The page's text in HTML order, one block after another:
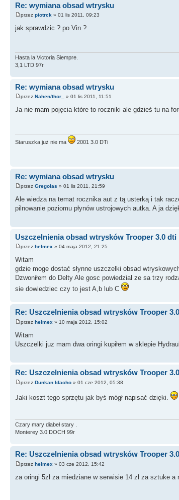
Re: wymiana obsad wtrysku
przez piotrck » 01 lis 2011, 09:23
jak sprawdzic ? po Vin ?
Hasta la Victoria Siempre.
3,1 LTD 97r
Re: wymiana obsad wtrysku
przez Nahen/thor_ » 01 lis 2011, 11:51
Ja nie mam pojęcia które to roczniki ale gdzieś tu na
Staruszka już nie ma 2001 3.0 DTi
Re: wymiana obsad wtrysku
przez Gregolas » 01 lis 2011, 21:59
Ale wiedza na temat rocznika aut z tą usterką i tak
pilnowanie poziomu płynów ustrojowych autka. A ja
Uszczelnienia obsad wtrysków Trooper 3.0 dti
przez helmex » 04 maja 2012, 21:25
Witam
gdzie moge dostać słynne uszczelki obsad
Dzwoniłem do Delty Ale gosc powiedział ze sa trzy
sie dowiedziec czy to jest A,b lub C
Re: Uszczelnienia obsad wtrysków Trooper
przez helmex » 10 maja 2012, 15:02
Witam
Uszczelki juz mam dwa oringi kupiłem w sklepie
Re: Uszczelnienia obsad wtrysków Trooper
przez Dunkan Idacho » 01 cze 2012, 05:38
Jaki koszt tego sprzętu jak byś mógł napisać dzięki.
Czary mary diabeł stary .
Monterey 3.0 DOCH 99r
Re: Uszczelnienia obsad wtrysków Trooper
przez helmex » 03 cze 2012, 15:42
za oringi 5zł za miedziane w serwisie 14 zł za sztuke a